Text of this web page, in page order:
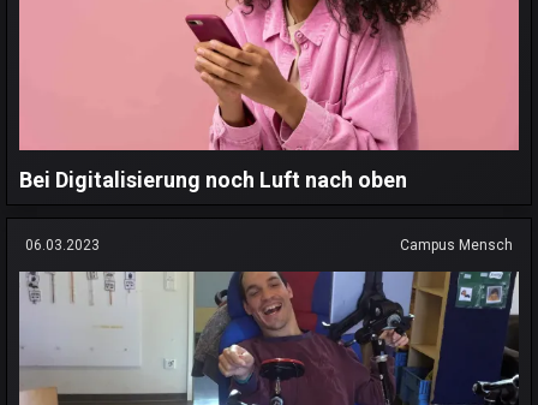
Bei Digitalisierung noch Luft nach oben
06.03.2023 Campus Mensch